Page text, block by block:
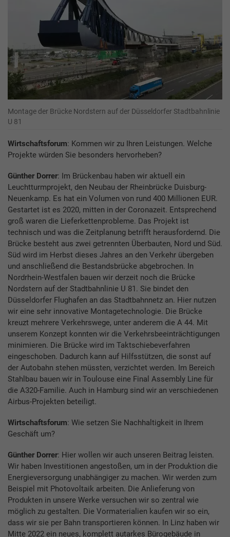
Montage der Brücke Nordstern auf der Düsseldorfer Stadtbahnlinie
U 81
Wirtschaftsforum: Kommen wir zu Ihren Leistungen. Welche
Projekte würden Sie besonders hervorheben?
Günther Dorrer: Im Brückenbau haben wir aktuell ein
Leuchtturmprojekt, den Neubau der Rheinbrücke Duisburg-
Neuenkamp. Es hat ein Volumen von rund 400 Millionen EUR.
Gestartet ist es 2020, mitten in der Coronazeit. Entsprechend
groß waren die Lieferkettenprobleme. Das Projekt ist
technisch und was die Zeitplanung betrifft herausfordernd. Die
Brücke besteht aus zwei getrennten Überbauten, Nord und Süd.
Süd wird im Herbst dieses Jahres an den Verkehr übergeben
und anschließend die Bestandsbrücke abgebrochen. In
Nordrhein-Westfalen bauen wir derzeit noch die Brücke
Nordstern auf der Stadtbahnlinie U 81. Sie bindet den
Düsseldorfer Flughafen an das Stadtbahnnetz an. Hier nutzen
wir eine sehr innovative Montagetechnologie. Die Brücke
kreuzt mehrere Verkehrswege, unter anderem die A 44. Mit
unserem Konzept konnten wir die Verkehrsbeeinträchtigungen
minimieren. Die Brücke wird im Taktschiebeverfahren
eingeschoben. Dadurch kann auf Hilfsstützen, die sonst auf
der Autobahn stehen müssten, verzichtet werden. Im Bereich
Stahlbau bauen wir in Toulouse eine Final Assembly Line für
die A320-Familie. Auch in Hamburg sind wir an verschiedenen
Airbus-Projekten beteiligt.
Wirtschaftsforum: Wie setzen Sie Nachhaltigkeit in Ihrem
Geschäft um?
Günther Dorrer: Hier wollen wir auch unseren Beitrag leisten.
Wir haben Investitionen angestoßen, um in der Produktion die
Energieversorgung unabhängiger zu machen. Wir werden zum
Beispiel mit Photovoltaik arbeiten. Die Anlieferung von
Produkten in unsere Werke versuchen wir so zentral wie
möglich zu gestalten. Die Vormaterialien kaufen wir so ein,
dass wir sie per Bahn transportieren können. In Linz haben wir
Mitte 2022 ein neues, komplett autarkes Bürogebäude in